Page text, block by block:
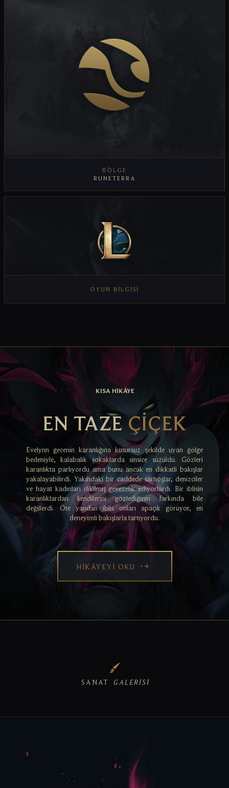
BÖLGE
RUNETERRA
OYUN BILGISI
KISA HİKÂYE
EN TAZE ÇIÇEK
Evelynn gecenin karanlığına kusursuz şekilde uyan gölge
bedeniyle, kalabalık sokaklarda sinsice süzüldü. Gözleri
karanlıkta parlıyordu ama bunu ancak en dikkatli bakışlar
yakalayabilirdi. Yakındaki bir caddede sarhoşlar, denizciler
ve hayat kadınları dikilmiş gevezelik ediyorlardı. Bir iblisin
karanlıklardan kendilerini gözlediğinin farkında bile
değillerdi. Öte yandan iblis onları apaçık görüyor, en
deneyimli bakışlarla tartıyordu.
HIKÂYEYI OKU
SANAT GALERISI